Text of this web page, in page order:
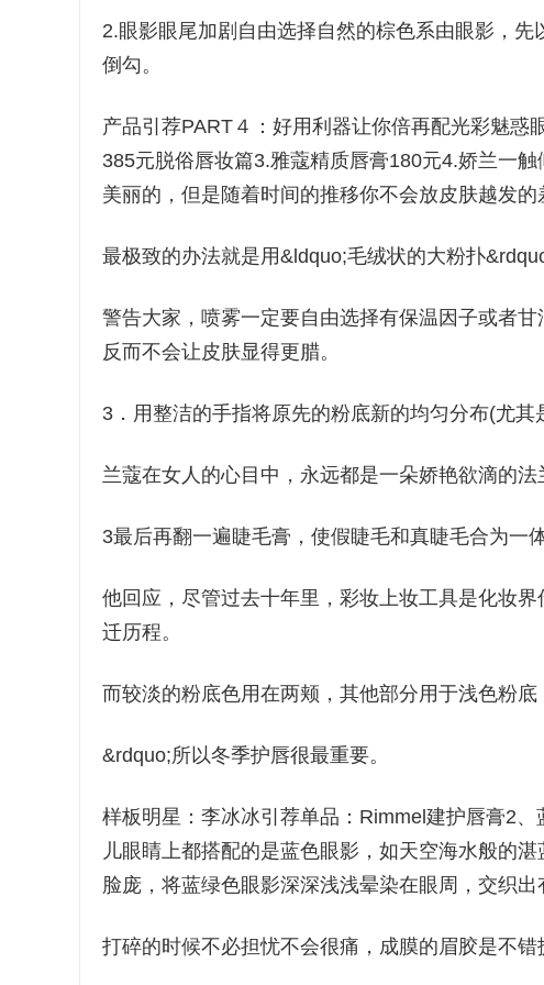
2.眼影眼尾加剧自由选择自然的棕色系由眼影，
倒勾。
产品引荐PART４：好用利器让你倍再配光彩魅
385元脱俗唇妆篇3.雅蔻精质唇膏180元4.娇兰一
美丽的，但是随着时间的推移你不会放皮肤越发的
最极致的办法就是用&ldquo;毛绒状的大粉扑
警告大家，喷雾一定要自由选择有保温因子或者
反而不会让皮肤显得更腊。
3．用整洁的手指将原先的粉底新的均匀分布(尤其
兰蔻在女人的心目中，永远都是一朵娇艳欲滴的法
3最后再翻一遍睫毛膏，使假睫毛和真睫毛合为一
他回应，尽管过去十年里，彩妆上妆工具是化妆
迁历程。
而较淡的粉底色用在两颊，其他部分用于浅色粉底
&rdquo;所以冬季护唇很最重要。
样板明星：李冰冰引荐单品：Rimmel建护唇膏2
儿眼睛上都搭配的是蓝色眼影，如天空海水般的
脸庞，将蓝绿色眼影深深浅浅晕染在眼周，交织出
打碎的时候不必担忧不会很痛，成膜的眉胶是不错